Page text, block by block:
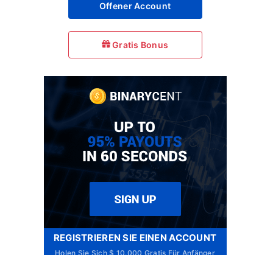
Offener Account
Gratis Bonus
REGISTRIEREN SIE EINEN ACCOUNT
Holen Sie Sich $ 10.000 Gratis Für Anfänger